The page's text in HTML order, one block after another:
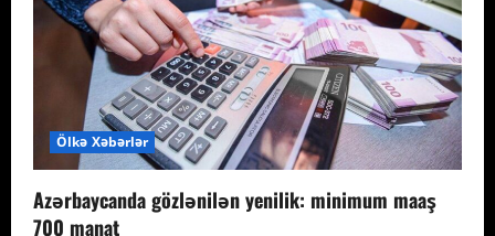
Ölkə Xəbərlər
Azərbaycanda gözlənilən yenilik: minimum maaş
700 manat